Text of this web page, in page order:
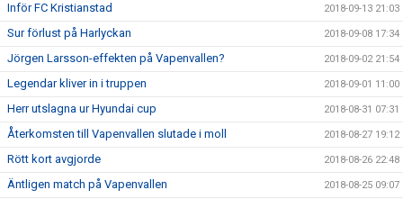
Inför FC Kristianstad 2018-09-13 21:03
Sur förlust på Harlyckan 2018-09-08 17:34
Jörgen Larsson-effekten på Vapenvallen? 2018-09-02 21:54
Legendar kliver in i truppen 2018-09-01 11:00
Herr utslagna ur Hyundai cup 2018-08-31 07:31
Återkomsten till Vapenvallen slutade i moll 2018-08-27 19:12
Rött kort avgjorde 2018-08-26 22:48
Äntligen match på Vapenvallen 2018-08-25 09:07